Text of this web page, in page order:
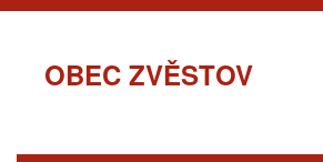
OBEC ZVĚSTOV